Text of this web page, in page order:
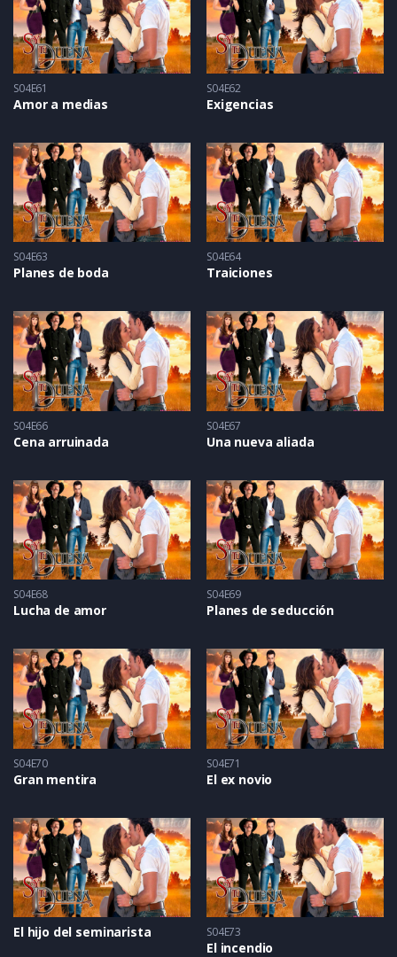
S04E61
Amor a medias
S04E62
Exigencias
S04E63
Planes de boda
S04E64
Traiciones
S04E66
Cena arruinada
S04E67
Una nueva aliada
S04E68
Lucha de amor
S04E69
Planes de seducción
S04E70
Gran mentira
S04E71
El ex novio
El hijo del seminarista S04E73
El incendio